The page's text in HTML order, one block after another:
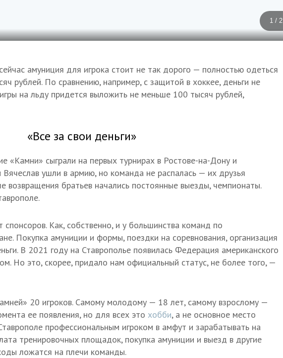
1 / 2
амуниция для игрока стоит не так дорого — полностью одеться
рублей. По сравнению, например, с защитой в хоккее, деньги не
на льду придется выложить не меньше 100 тысяч рублей,
«Все за свои деньги»
«Камни» сыграли на первых турнирах в Ростове-на-Дону и
ушли в армию, но команда не распалась — их друзья
возвращения братьев начались постоянные выезды, чемпионаты.
Как, собственно, и у большинства команд по
Покупка амуниции и формы, поездки на соревнования, организация
В 2021 году на Ставрополье появилась Федерация американского
Но это, скорее, придало нам официальный статус, не более того, —
20 игроков. Самому молодому — 18 лет, самому взрослому —
ее появления, но для всех это хобби, а не основное место
профессиональным игроком в амфут и зарабатывать на
тренировочных площадок, покупка амуниции и выезд в другие
ложатся на плечи команды.